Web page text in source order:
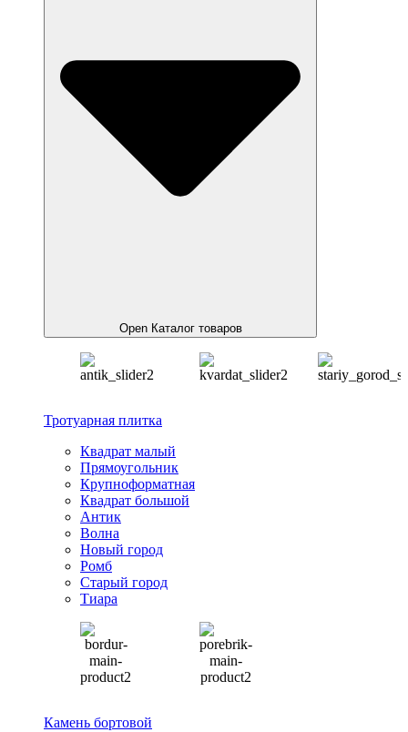
Open Каталог товаров
Тротуарная плитка
Квадрат малый
Прямоугольник
Крупноформатная
Квадрат большой
Антик
Волна
Новый город
Ромб
Старый город
Тиара
Камень бортовой